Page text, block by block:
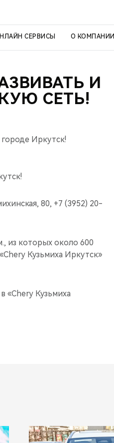
СЕРВИСЫ О КОМПАНИИ
И
СЕТЬ!
Иркутск!
80, +7 (3952) 20-
из которых около 600
Кузьмиха Иркутск»
«Chery Кузьмиха